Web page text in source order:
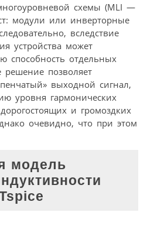
схемы (MLI —
модули или инверторные
вследствие
устройства может
способность отдельных
позволяет
выходной сигнал,
уровня гармонических
и громоздких
очевидно, что при этом
модель